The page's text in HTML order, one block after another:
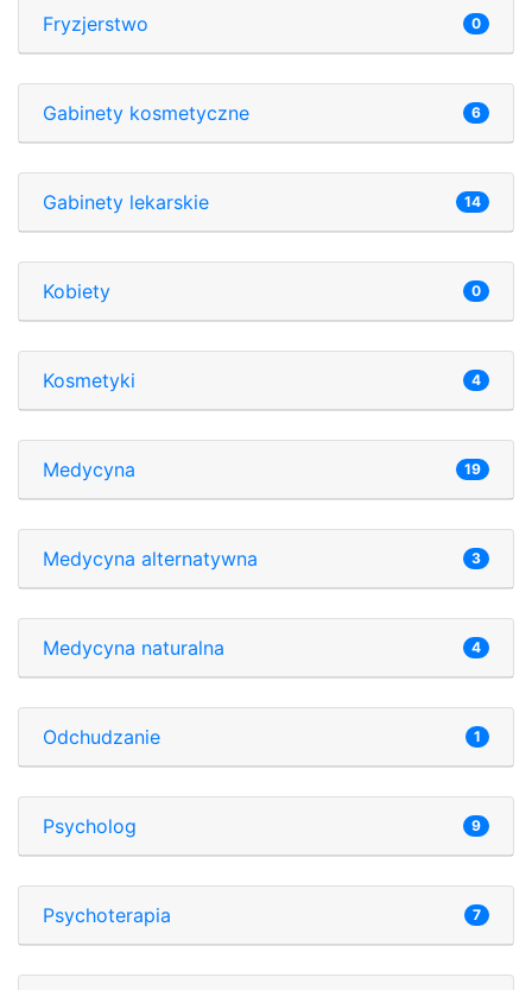
Fryzjerstwo 0
Gabinety kosmetyczne 6
Gabinety lekarskie 14
Kobiety 0
Kosmetyki 4
Medycyna 19
Medycyna alternatywna 3
Medycyna naturalna 4
Odchudzanie 1
Psycholog 9
Psychoterapia 7